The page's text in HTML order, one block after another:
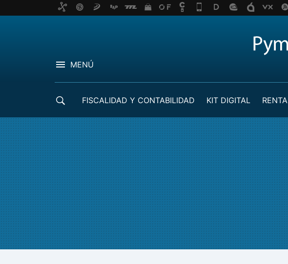
MENÚ
FISCALIDAD Y CONTABILIDAD KIT DIGITAL RENTA